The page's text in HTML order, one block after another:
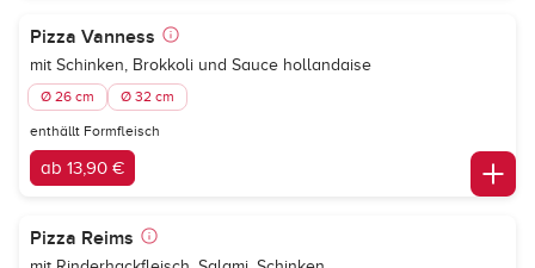
Pizza Vanness
mit Schinken, Brokkoli und Sauce hollandaise
Ø 26 cm Ø 32 cm
enthällt Formfleisch
ab 13,90 €
Pizza Reims